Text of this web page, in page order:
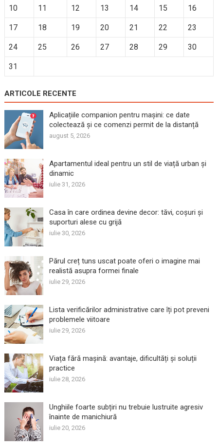
10 11 12 13 14 15 16
17 18 19 20 21 22 23
24 25 26 27 28 29 30
31
ARTICOLE RECENTE
Aplicațiile companion pentru mașini: ce date
colectează și ce comenzi permit de la distanță
august 5, 2026
Apartamentul ideal pentru un stil de viață urban și
dinamic
iulie 31, 2026
Casa în care ordinea devine decor: tăvi, coșuri și
suporturi alese cu grijă
iulie 30, 2026
Părul creț tuns uscat poate oferi o imagine mai
realistă asupra formei finale
iulie 29, 2026
Lista verificărilor administrative care îți pot preveni
problemele viitoare
iulie 29, 2026
Viața fără mașină: avantaje, dificultăți și soluții
practice
iulie 28, 2026
Unghiile foarte subțiri nu trebuie lustruite agresiv
înainte de manichiură
iulie 20, 2026